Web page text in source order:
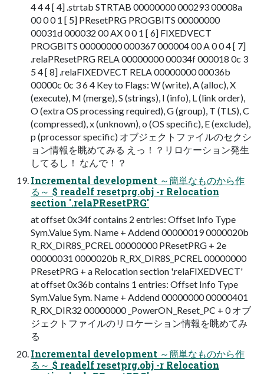
4 4 4 [ 4] .strtab STRTAB 00000000 000293 00008a
00 0 0 1 [ 5] PResetPRG PROGBITS 00000000
00031d 000032 00 AX 0 0 1 [ 6] FIXEDVECT
PROGBITS 00000000 000367 000004 00 A 0 0 4 [ 7]
.relaPResetPRG RELA 00000000 00034f 000018 0c 3
5 4 [ 8] .relaFIXEDVECT RELA 00000000 00036b
00000c 0c 3 6 4 Key to Flags: W (write), A (alloc), X
(execute), M (merge), S (strings), I (info), L (link order),
O (extra OS processing required), G (group), T (TLS), C
(compressed), x (unknown), o (OS specific), E (exclude),
p (processor specific) オブジェクトファイルのセクシ
ョン情報を眺めてみる えっ！？リロケーション発生
してるし！ なんで！？
Incremental development ～簡単なものから作
る～ $ readelf resetprg.obj -r Relocation
section '.relaPResetPRG'
at offset 0x34f contains 2 entries: Offset Info Type
Sym.Value Sym. Name + Addend 00000019 0000020b
R_RX_DIR8S_PCREL 00000000 PResetPRG + 2e
00000031 0000020b R_RX_DIR8S_PCREL 00000000
PResetPRG + a Relocation section '.relaFIXEDVECT'
at offset 0x36b contains 1 entries: Offset Info Type
Sym.Value Sym. Name + Addend 00000000 00000401
R_RX_DIR32 00000000 _PowerON_Reset_PC + 0 オブ
ジェクトファイルのリロケーション情報を眺めてみ
る
Incremental development ～簡単なものから作
る～ $ readelf resetprg.obj -r Relocation